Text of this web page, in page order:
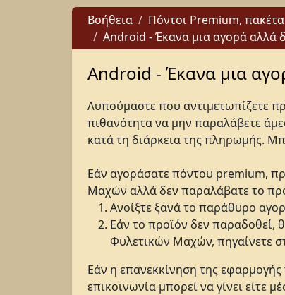
Βοήθεια
Πόντοι Premium,
Android - Έκανα μια αγορά αλλά
Android - Έκανα μια
Λυπούμαστε που αντιμετωπίζετε
πιθανότητα να μην παραλάβετε
κατά τη διάρκεια της πληρωμής.
Εάν αγοράσατε πόντου premium,
Μαχών αλλά δεν παραλάβατε το
Ανοίξτε ξανά το παράθυρο
Εάν το προϊόν δεν παραδοθεί,
Φυλετικών Μαχών, πηγαίνετε
Εάν η επανεκκίνηση της
επικοινωνία μπορεί να γίνει είτε